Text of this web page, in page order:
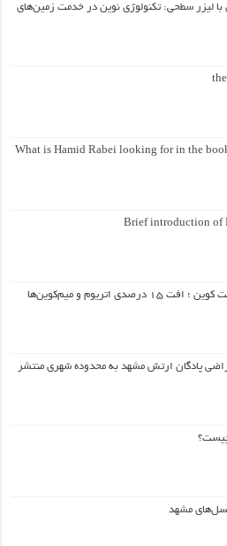
با لیزر سطحی: تکنولوژی نوین در خدمت زمین‌های
What is Hamid Rabei looking for in the
Brief introduction of
اتریوم و میم‌کوین‌ها
پادگان ارتش مشهد به محدوده شهری منتشر
مشهد